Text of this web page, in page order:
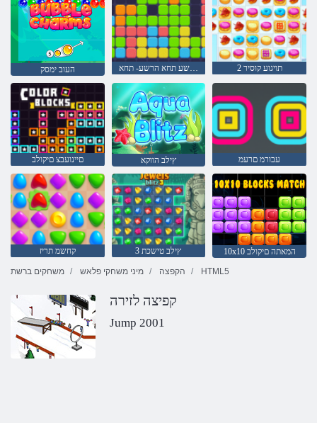
העוב ימסק הרשע תחא הרשע- תחא 2 תויגוע קוסיר
םיינועבצ םיקולב ץילב הווקא עבורמ םרעמ
קחשמ תריז 3 ץילב טישכת
10x10 המאתה םיקולב
משחקים ברשת
מיני משחקי פלאש הקפצה HTML5
קפיצה לזירה
Jump 2001